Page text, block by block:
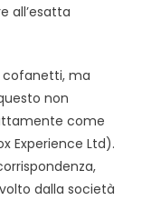
all’esatta
cofanetti, ma
non
come
Experience Ltd).
dalla società